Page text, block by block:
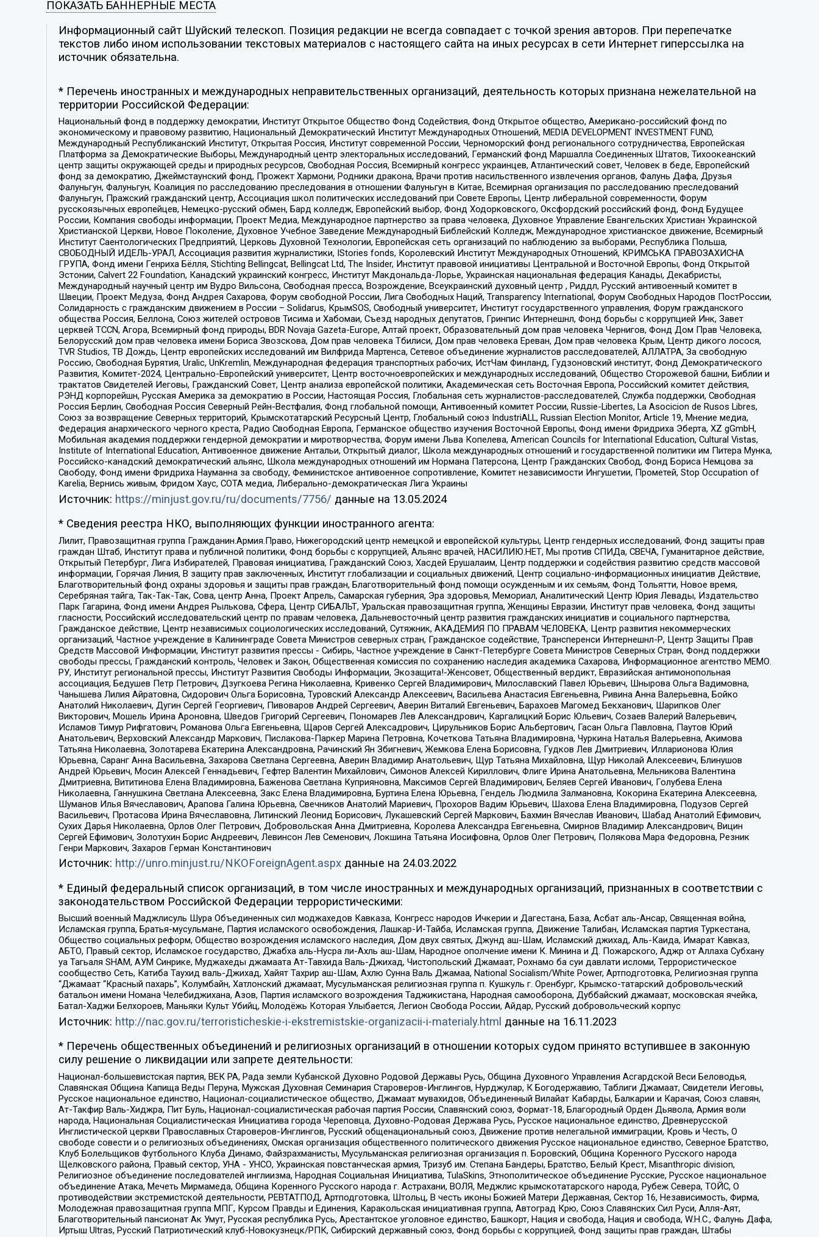
ПОКАЗАТЬ БАННЕРНЫЕ МЕСТА
Информационный сайт Шуйский телескоп. Позиция редакции не всегда совпадает с точкой зрения авторов. При перепечатке
текстов либо ином использовании текстовых материалов с настоящего сайта на иных ресурсах в сети Интернет гиперссылка на
источник обязательна.
* Перечень иностранных и международных неправительственных организаций, деятельность которых признана нежелательной на
территории Российской Федерации:
Национальный фонд в поддержку демократии, Институт Открытое Общество Фонд Содействия, Фонд Открытое общество, Американо-российский фонд по
экономическому и правовому развитию, Национальный Демократический Институт Международных Отношений, MEDIA DEVELOPMENT INVESTMENT FUND,
Международный Республиканский Институт, Открытая Россия, Институт современной России, Черноморский фонд регионального сотрудничества, Европейская
Платформа за Демократические Выборы, Международный центр электоральных исследований, Германский фонд Маршалла Соединенных Штатов, Тихоокеанский
центр защиты окружающей среды и природных ресурсов, Свободная Россия, Всемирный конгресс украинцев, Атлантический совет, Человек в беде, Европейский
фонд за демократию, Джеймстаунский фонд, Прожект Хармони, Родники дракона, Врачи против насильственного извлечения органов, Фалунь Дафа, Друзья
Фалуньгун, Фалуньгун, Коалиция по расследованию преследования в отношении Фалуньгун в Китае, Всемирная организация по расследованию преследований
Фалуньгун, Пражский гражданский центр, Ассоциация школ политических исследований при Совете Европы, Центр либеральной современности, Форум
русскоязычных европейцев, Немецко-русский обмен, Бард колледж, Европейский выбор, Фонд Ходорковского, Оксфордский российский фонд, Фонд Будущее
России, Компания свободы информации, Проект Медиа, Международное партнерство за права человека, Духовное Управление Евангельских Христиан Украинской
Христианской Церкви, Новое Поколение, Духовное Учебное Заведение Международный Библейский Колледж, Международное христианское движение, Всемирный
Институт Саентологических Предприятий, Церковь Духовной Технологии, Европейская сеть организаций по наблюдению за выборами, Республика Польша,
СВОБОДНЫЙ ИДЕЛЬ-УРАЛ, Ассоциация развития журналистики, IStories fonds, Королевский Институт Международных Отношений, КРИМСЬКА ПРАВОЗАХИСНА
ГРУПА, Фонд имени Генриха Бёлля, Stichting Bellingcat, Bellingcat Ltd, The Insider, Институт правовой инициативы Центральной и Восточной Европы, Фонд Открытой
Эстонии, Calvert 22 Foundation, Канадский украинский конгресс, Институт Макдональда-Лорье, Украинская национальная федерация Канады, Декабристы,
Международный научный центр им Вудро Вильсона, Свободная пресса, Возрождение, Всеукраинский духовный центр , Риддл, Русский антивоенный комитет в
Швеции, Проект Медуза, Фонд Андрея Сахарова, Форум свободной России, Лига Свободных Наций, Transparеncy International, Форум Свободных Народов ПостРоссии,
Солидарность с гражданским движением в России – Solidarus, КрымSOS, Свободный университет, Институт государственного управления, Форум гражданского
общества Россия, Беллона, Союз жителей островов Тисима и Хабомаи, Съезд народных депутатов, Гринпис Интернешнл, Фонд борьбы с коррупцией Инк, Завет
церквей TCCN, Агора, Всемирный фонд природы, BDR Novaja Gazeta-Europe, Алтай проект, Образовательный дом прав человека Чернигов, Фонд Дом Прав Человека,
Белорусский дом прав человека имени Бориса Звозскова, Дом прав человека Тбилиси, Дом прав человека Ереван, Дом прав человека Крым, Центр дикого лосося,
TVR Studios, ТВ Дождь, Центр европейских исследований им Вилфрида Мартенса, Сетевое объединение журналистов расследователей, АЛЛАТРА, За свободную
Россию, Свободная Бурятия, Uralic, UnKremlin, Международная федерация транспортных рабочих, ИстЧам Финланд, Гудзоновский институт, Фонд Демократического
Развития, Комитет-2024, Центрально-Европейский университет, Центр восточноевропейских и международных исследований, Общество Сторожевой башни, Библии и
трактатов Свидетелей Иеговы, Гражданский Совет, Центр анализа европейской политики, Академическая сеть Восточная Европа, Российский комитет действия,
РЭНД корпорейшн, Русская Америка за демократию в России, Настоящая Россия, Глобальная сеть журналистов-расследователей, Служба поддержки, Свободная
Россия Берлин, Свободная Россия Северный Рейн-Вестфалия, Фонд глобальной помощи, Антивоенный комитет России, Russie-Libertes, La Asocicion de Rusos Libres,
Союз за возвращение Северных территорий, Крымскотатарский Ресурсный Центр, Глобальный союз IndustriALL, Russian Election Monitor, Article 19, Мнение медиа,
Федерация анархического черного креста, Радио Свободная Европа, Германское общество изучения Восточной Европы, Фонд имени Фридриха Эберта, XZ gGmbH,
Мобильная академия поддержки гендерной демократии и миротворчества, Форум имени Льва Копелева, American Councils for International Education, Cultural Vistas,
Institute of International Education, Антивоенное движение Антальи, Открытый диалог, Школа международных отношений и государственной политики им Питера Мунка,
Российско-канадский демократический альянс, Школа международных отношений им Нормана Патерсона, Центр Гражданских Свобод, Фонд Бориса Немцова за
Свободу, Фонд имени Фридриха Науманна за свободу, Феминистское антивоенное сопротивление, Комитет независимости Ингушетии, Прометей, Stop Occupation of
Karelia, Вернись живым, Фридом Хаус, СОТА медиа, Либерально-демократическая Лига Украины
Источник: https://minjust.gov.ru/ru/documents/7756/ данные на 13.05.2024
* Сведения реестра НКО, выполняющих функции иностранного агента:
Лилит, Правозащитная группа Гражданин.Армия.Право, Нижегородский центр немецкой и европейской культуры, Центр гендерных исследований, Фонд защиты прав
граждан Штаб, Институт права и публичной политики, Фонд борьбы с коррупцией, Альянс врачей, НАСИЛИЮ.НЕТ, Мы против СПИДа, СВЕЧА, Гуманитарное действие,
Открытый Петербург, Лига Избирателей, Правовая инициатива, Гражданский Союз, Хасдей Ерушалаим, Центр поддержки и содействия развитию средств массовой
информации, Горячая Линия, В защиту прав заключенных, Институт глобализации и социальных движений, Центр социально-информационных инициатив Действие,
Благотворительный фонд охраны здоровья и защиты прав граждан, Благотворительный фонд помощи осужденным и их семьям, Фонд Тольятти, Новое время,
Серебряная тайга, Так-Так-Так, Сова, центр Анна, Проект Апрель, Самарская губерния, Эра здоровья, Мемориал, Аналитический Центр Юрия Левады, Издательство
Парк Гагарина, Фонд имени Андрея Рылькова, Сфера, Центр СИБАЛЬТ, Уральская правозащитная группа, Женщины Евразии, Институт прав человека, Фонд защиты
гласности, Российский исследовательский центр по правам человека, Дальневосточный центр развития гражданских инициатив и социального партнерства,
Гражданское действие, Центр независимых социологических исследований, Сутяжник, АКАДЕМИЯ ПО ПРАВАМ ЧЕЛОВЕКА, Центр развития некоммерческих
организаций, Частное учреждение в Калининграде Совета Министров северных стран, Гражданское содействие, Трансперенси Интернешнл-Р, Центр Защиты Прав
Средств Массовой Информации, Институт развития прессы - Сибирь, Частное учреждение в Санкт-Петербурге Совета Министров Северных Стран, Фонд поддержки
свободы прессы, Гражданский контроль, Человек и Закон, Общественная комиссия по сохранению наследия академика Сахарова, Информационное агентство МЕМО.
РУ, Институт региональной прессы, Институт Развития Свободы Информации, Экозащита!-Женсовет, Общественный вердикт, Евразийская антимонопольная
ассоциация, Бедушев Петр Петрович, Дзугкоева Регина Николаевна, Кривенко Сергей Владимирович, Милославский Павел Юрьевич, Шнырова Ольга Вадимовна,
Чанышева Лилия Айратовна, Сидорович Ольга Борисовна, Туровский Александр Алексеевич, Васильева Анастасия Евгеньевна, Ривина Анна Валерьевна, Бойко
Анатолий Николаевич, Дугин Сергей Георгиевич, Пивоваров Андрей Сергеевич, Аверин Виталий Евгеньевич, Барахоев Магомед Бекханович, Шарипков Олег
Викторович, Мошель Ирина Ароновна, Шведов Григорий Сергеевич, Пономарев Лев Александрович, Каргалицкий Борис Юльевич, Созаев Валерий Валерьевич,
Исламов Тимур Рифгатович, Романова Ольга Евгеньевна, Щаров Сергей Алексадрович, Цирульников Борис Альбертович, Гасан Ольга Павловна, Паутов Юрий
Анатольевич, Верховский Александр Маркович, Пислакова-Паркер Марина Петровна, Кочеткова Татьяна Владимировна, Чуркина Наталья Валерьевна, Акимова
Татьяна Николаевна, Золотарева Екатерина Александровна, Рачинский Ян Збигневич, Жемкова Елена Борисовна, Гудков Лев Дмитриевич, Илларионова Юлия
Юрьевна, Саранг Анна Васильевна, Захарова Светлана Сергеевна, Аверин Владимир Анатольевич, Щур Татьяна Михайловна, Щур Николай Алексеевич, Блинушов
Андрей Юрьевич, Мосин Алексей Геннадьевич, Гефтер Валентин Михайлович, Симонов Алексей Кириллович, Флиге Ирина Анатольевна, Мельникова Валентина
Дмитриевна, Вититинова Елена Владимировна, Баженова Светлана Куприяновна, Максимов Сергей Владимирович, Беляев Сергей Иванович, Голубева Елена
Николаевна, Ганнушкина Светлана Алексеевна, Закс Елена Владимировна, Буртина Елена Юрьевна, Гендель Людмила Залмановна, Кокорина Екатерина Алексеевна,
Шуманов Илья Вячеславович, Арапова Галина Юрьевна, Свечников Анатолий Мариевич, Прохоров Вадим Юрьевич, Шахова Елена Владимировна, Подузов Сергей
Васильевич, Протасова Ирина Вячеславовна, Литинский Леонид Борисович, Лукашевский Сергей Маркович, Бахмин Вячеслав Иванович, Шабад Анатолий Ефимович,
Сухих Дарья Николаевна, Орлов Олег Петрович, Добровольская Анна Дмитриевна, Королева Александра Евгеньевна, Смирнов Владимир Александрович, Вицин
Сергей Ефимович, Золотухин Борис Андреевич, Левинсон Лев Семенович, Локшина Татьяна Иосифовна, Орлов Олег Петрович, Полякова Мара Федоровна, Резник
Генри Маркович, Захаров Герман Константинович
Источник: http://unro.minjust.ru/NKOForeignAgent.aspxданные на 24.03.2022
* Единый федеральный список организаций, в том числе иностранных и международных организаций, признанных в соответствии с
законодательством Российской Федерации террористическими:
Высший военный Маджлисуль Шура Объединенных сил моджахедов Кавказа, Конгресс народов Ичкерии и Дагестана, База, Асбат аль-Ансар, Священная война,
Исламская группа, Братья-мусульмане, Партия исламского освобождения, Лашкар-И-Тайба, Исламская группа, Движение Талибан, Исламская партия Туркестана,
Общество социальных реформ, Общество возрождения исламского наследия, Дом двух святых, Джунд аш-Шам, Исламский джихад, Аль-Каида, Имарат Кавказ,
АБТО, Правый сектор, Исламское государство, Джабха аль-Нусра ли-Ахль аш-Шам, Народное ополчение имени К. Минина и Д. Пожарского, Аджр от Аллаха Субхану
уа Тагьаля SHAM, АУМ Синрике, Муджахеды джамаата Ат-Тавхида Валь-Джихад, Чистопольский Джамаат, Рохнамо ба суи давлати исломи, Террористическое
сообщество Сеть, Катиба Таухид валь-Джихад, Хайят Тахрир аш-Шам, Ахлю Сунна Валь Джамаа, National Socialism/White Power, Артподготовка, Религиозная группа
“Джамаат “Красный пахарь”, Колумбайн, Хатлонский джамаат, Мусульманская религиозная группа п. Кушкуль г. Оренбург, Крымско-татарский добровольческий
батальон имени Номана Челебиджихана, Азов, Партия исламского возрождения Таджикистана, Народная самооборона, Дуббайский джамаат, московская ячейка,
Батал-Хаджи Белхороев, Маньяки Культ Убийц, Молодёжь Которая Улыбается, Легион Свобода России, Айдар, Русский добровольческий корпус
Источник: http://nac.gov.ru/terroristicheskie-i-ekstremistskie-organizacii-i-materialy.html данные на 16.11.2023
* Перечень общественных объединений и религиозных организаций в отношении которых судом принято вступившее в законную
силу решение о ликвидации или запрете деятельности:
Национал-большевистская партия, ВЕК РА, Рада земли Кубанской Духовно Родовой Державы Русь, Община Духовного Управления Асгардской Веси Беловодья,
Славянская Община Капища Веды Перуна, Мужская Духовная Семинария Староверов-Инглингов, Нурджулар, К Богодержавию, Таблиги Джамаат, Свидетели Иеговы,
Русское национальное единство, Национал-социалистическое общество, Джамаат мувахидов, Объединенный Вилайат Кабарды, Балкарии и Карачая, Союз славян,
Ат-Такфир Валь-Хиджра, Пит Буль, Национал-социалистическая рабочая партия России, Славянский союз, Формат-18, Благородный Орден Дьявола, Армия воли
народа, Национальная Социалистическая Инициатива города Череповца, Духовно-Родовая Держава Русь, Русское национальное единство, Древнерусской
Инглистической церкви Православных Староверов-Инглингов, Русский общенациональный союз, Движение против нелегальной иммиграции, Кровь и Честь, О
свободе совести и о религиозных объединениях, Омская организация общественного политического движения Русское национальное единство, Северное Братство,
Клуб Болельщиков Футбольного Клуба Динамо, Файзрахманисты, Мусульманская религиозная организация п. Боровский, Община Коренного Русского народа
Щелковского района, Правый сектор, УНА - УНСО, Украинская повстанческая армия, Тризуб им. Степана Бандеры, Братство, Белый Крест, Misanthropic division,
Религиозное объединение последователей инглиизма, Народная Социальная Инициатива, TulaSkins, Этнополитическое объединение Русские, Русское национальное
объединение Атака, Мечеть Мирмамеда, Община Коренного Русского народа г. Астрахани, ВОЛЯ, Меджлис крымскотатарского народа, Рубеж Севера, ТОЙС, О
противодействии экстремистской деятельности, РЕВТАТПОД, Артподготовка, Штольц, В честь иконы Божией Матери Державная, Сектор 16, Независимость, Фирма,
Молодежная правозащитная группа МПГ, Курсом Правды и Единения, Каракольская инициативная группа, Автоград Крю, Союз Славянских Сил Руси, Алля-Аят,
Благотворительный пансионат Ак Умут, Русская республика Русь, Арестантское уголовное единство, Башкорт, Нация и свобода, Нация и свобода, W.H.С., Фалунь Дафа,
Иртыш Ultras, Русский Патриотический клуб-Новокузнецк/РПК, Сибирский державный союз, Фонд борьбы с коррупцией, Фонд защиты прав граждан, Штабы